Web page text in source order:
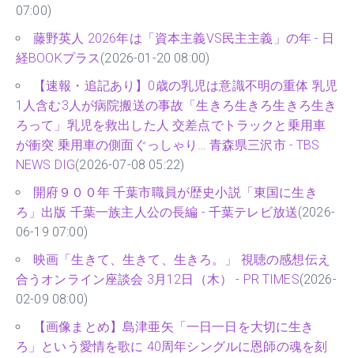
07:00)
藤野英人 2026年は「資本主義VS民主主義」の年 - 日
経BOOKプラス(2026-01-20 08:00)
【速報・追記あり】0歳の乳児は意識不明の重体 乳児
1人含む3人が病院搬送の事故「生きろ生きろ生きろ生き
ろって」乳児を救出した人 交差点でトラックと乗用車
が衝突 乗用車の側面ぐっしゃり… 青森県三沢市 - TBS
NEWS DIG(2026-07-08 05:22)
開府９００年 千葉市職員が歴史小説「東国に生き
ろ」出版 千葉一族主人公の長編 - 千葉テレビ放送(2026-
06-19 07:00)
映画「生きて、生きて、生きろ。」 視聴の感想伝え
合うオンライン座談会 3月12日（木） - PR TIMES(2026-
02-09 08:00)
【画像まとめ】島津亜矢「一日一日を大切に生き
ろ」という愛情を歌に 40周年シングルに恩師の魂を刻